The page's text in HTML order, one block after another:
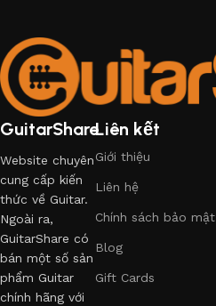
GuitarShare
Website chuyên
cung cấp kiến
thức về Guitar.
Ngoài ra,
GuitarShare có
bán một số sản
phẩm Guitar
chính hãng với
Liên kết
Giới thiệu
Liên hệ
Chính sách bảo mật
Blog
Gift Cards